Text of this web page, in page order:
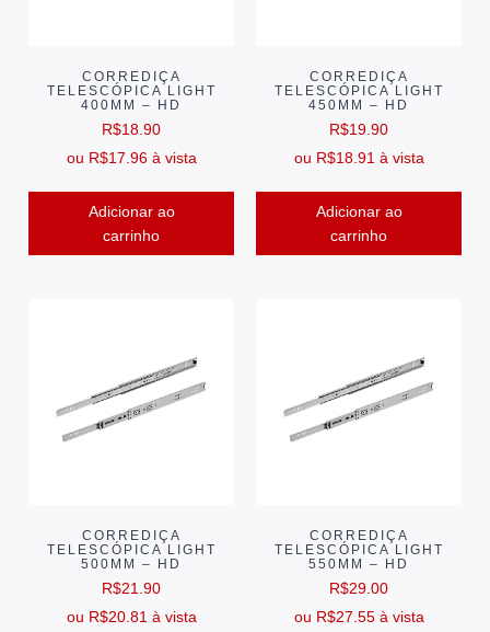
CORREDIÇA
TELESCÓPICA LIGHT
400MM – HD
R$18.90
ou R$17.96 à vista
Adicionar ao
carrinho
CORREDIÇA
TELESCÓPICA LIGHT
450MM – HD
R$19.90
ou R$18.91 à vista
Adicionar ao
carrinho
CORREDIÇA
TELESCÓPICA LIGHT
500MM – HD
R$21.90
ou R$20.81 à vista
CORREDIÇA
TELESCÓPICA LIGHT
550MM – HD
R$29.00
ou R$27.55 à vista